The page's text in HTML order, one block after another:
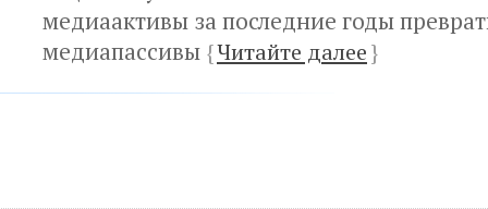
медиаактивы за последние годы
медиапассивы {Читайте далее}